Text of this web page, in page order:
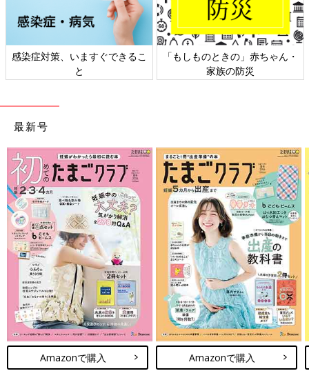
日本外来小児科学会リーフレッ
ト検討会
六星占術 細木かおりさんの人生
相談
最新号
Amazonで購入 Amazonで購入